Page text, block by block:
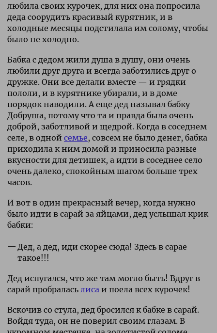
любила своих курочек, для них она попросила
деда соорудить красивый курятник, и в
холодные месяцы подстилала им солому, чтобы
было не холодно.
Бабка с дедом жили душа в душу, они очень
любили друг друга и всегда заботились друг о
дружке. Они все делали вместе — и грядки
пололи, и в курятнике убирали, и в доме
порядок наводили. А еще дед называл бабку
Добруша, потому что та и правда была очень
доброй, заботливой и щедрой. Когда в соседнем
селе, в одной семье, совсем не было денег, бабка
приходила к ним домой и приносила разные
вкусности для детишек, а идти в соседнее село
очень далеко, спокойным шагом больше трех
часов.
И вот в один прекрасный вечер, когда нужно
было идти в сарай за яйцами, дед услышал крик
бабки:
Дед, а дед, иди скорее сюда! Здесь в сарае
такое!!!
Дед испугался, что же там могло быть! Вдруг в
сарай пробралась лиса и поела всех курочек!
Вскочив со стула, дед бросился к бабке в сарай.
Войдя туда, он не поверил своим глазам. В